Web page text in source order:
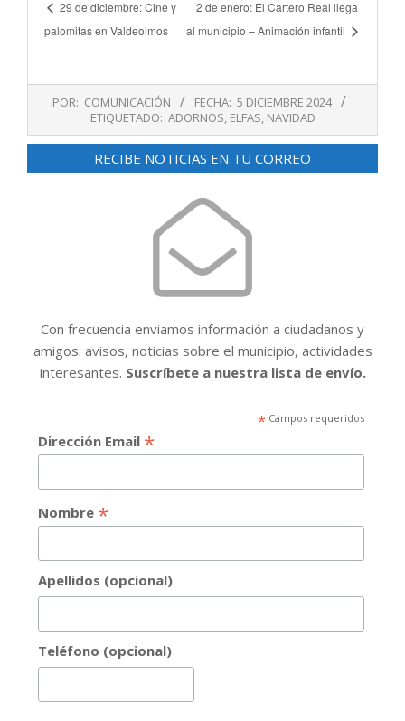
29 de diciembre: Cine y
palomitas en Valdeolmos
2 de enero: El Cartero Real llega
al municipio – Animación infantil
05
POR: COMUNICACIÓN FECHA: 5 DICIEMBRE 2024
ETIQUETADO: ADORNOS, ELFAS, NAVIDAD
RECIBE NOTICIAS EN TU CORREO
Con frecuencia enviamos información a ciudadanos y
amigos: avisos, noticias sobre el municipio, actividades
interesantes. Suscríbete a nuestra lista de envío.
*Campos requeridos
Dirección Email *
Nombre *
Apellidos (opcional)
Teléfono (opcional)